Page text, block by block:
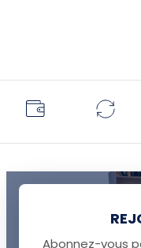
Abonnez-vous